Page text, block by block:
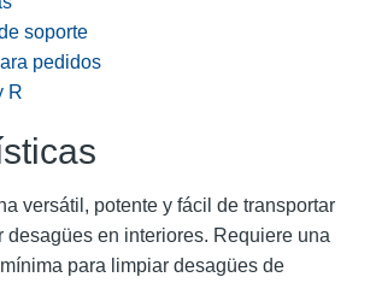
soporte
pedidos
R
versátil, potente y fácil de transportar
desagües en interiores. Requiere una
para limpiar desagües de